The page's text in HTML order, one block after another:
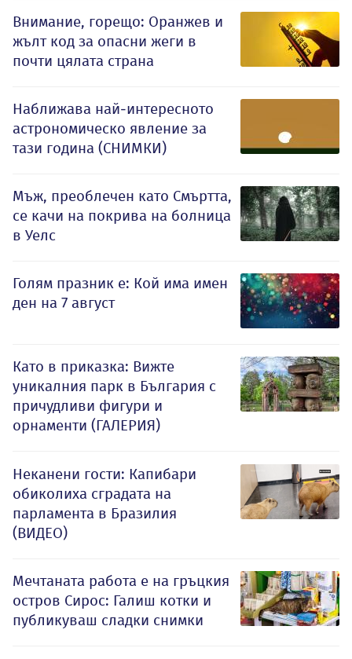
Внимание, горещо: Оранжев и
жълт код за опасни жеги в
почти цялата страна
Наближава най-интересното
астрономическо явление за
тази година (СНИМКИ)
Мъж, преоблечен като Смъртта,
се качи на покрива на болница
в Уелс
Голям празник е: Кой има имен
ден на 7 август
Като в приказка: Вижте
уникалния парк в България с
причудливи фигури и
орнаменти (ГАЛЕРИЯ)
Неканени гости: Капибари
обиколиха сградата на
парламента в Бразилия
(ВИДЕО)
Мечтаната работа е на гръцкия
остров Сирос: Галиш котки и
публикуваш сладки снимки